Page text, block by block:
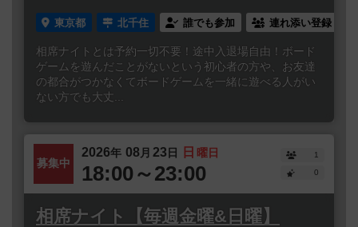
東京都 北千住 誰でも参加 連れ添い登録
相席ナイトとは予約一切不要！途中入退場自由！ボード
ゲームを遊んだことがないという初心者の方や、お友達
の都合がつかなくてボードゲームを一緒に遊べる人がい
ない方でも大丈...
募集中
2026年 08 月 23日 日 曜日
18:00～23:00
1
0
相席ナイト【毎週金曜&日曜】